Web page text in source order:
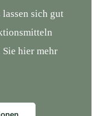
lassen sich gut
hier mehr